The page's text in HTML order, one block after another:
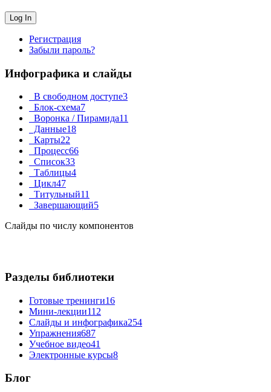
Регистрация
Забыли пароль?
Инфографика и слайды
В свободном доступе3
Блок-схема7
Воронка / Пирамида11
Данные18
Карты22
Процесс66
Список33
Таблицы4
Цикл47
Титульный11
Завершающий5
Слайды по числу компонентов
Разделы библиотеки
Готовые тренинги16
Мини-лекции112
Слайды и инфографика254
Упражнения687
Учебное видео41
Электронные курсы8
Блог